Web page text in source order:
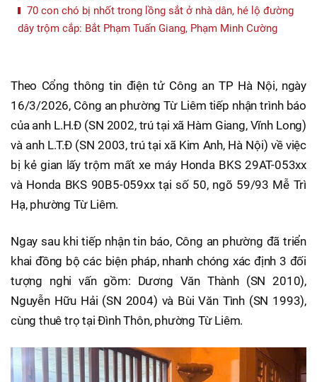
70 con chó bị nhốt trong lồng sắt ở nhà dân, hé lộ đường
dây trộm cắp: Bắt Phạm Tuấn Giang, Phạm Minh Cường
Theo Cổng thông tin điện tử Công an TP Hà Nội, ngày
16/3/2026, Công an phường Từ Liêm tiếp nhận trình báo
của anh L.H.Đ (SN 2002, trú tại xã Hàm Giang, Vĩnh Long)
và anh L.T.Đ (SN 2003, trú tại xã Kim Anh, Hà Nội) về việc
bị kẻ gian lấy trộm mất xe máy Honda BKS 29AT-053xx
và Honda BKS 90B5-059xx tại số 50, ngõ 59/93 Mễ Trì
Hạ, phường Từ Liêm.
Ngay sau khi tiếp nhận tin báo, Công an phường đã triển
khai đồng bộ các biện pháp, nhanh chóng xác định 3 đối
tượng nghi vấn gồm: Dương Văn Thành (SN 2010),
Nguyễn Hữu Hải (SN 2004) và Bùi Văn Tình (SN 1993),
cùng thuê trọ tại Đình Thôn, phường Từ Liêm.